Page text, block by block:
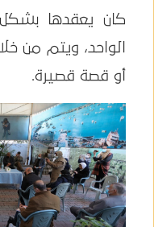
كان يعقدها
الواحد، ويتم من
أو قصة قصيرة.